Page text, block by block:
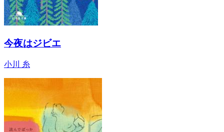
今夜はジビエ
小川 糸